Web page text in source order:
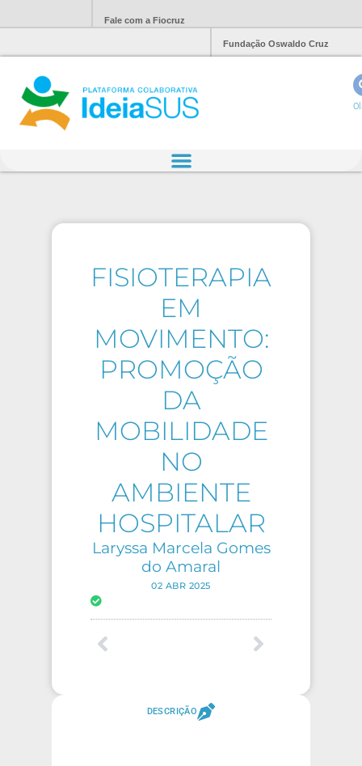
Fale com a Fiocruz
Fundação Oswaldo Cruz
FISIOTERAPIA
EM
MOVIMENTO:
PROMOÇÃO
DA
MOBILIDADE
NO
AMBIENTE
HOSPITALAR
Laryssa Marcela Gomes
do Amaral
02 ABR 2025
DESCRIÇÃO